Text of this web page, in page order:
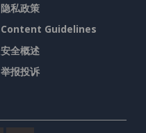
隐私政策
Content Guidelines
安全概述
举报投诉